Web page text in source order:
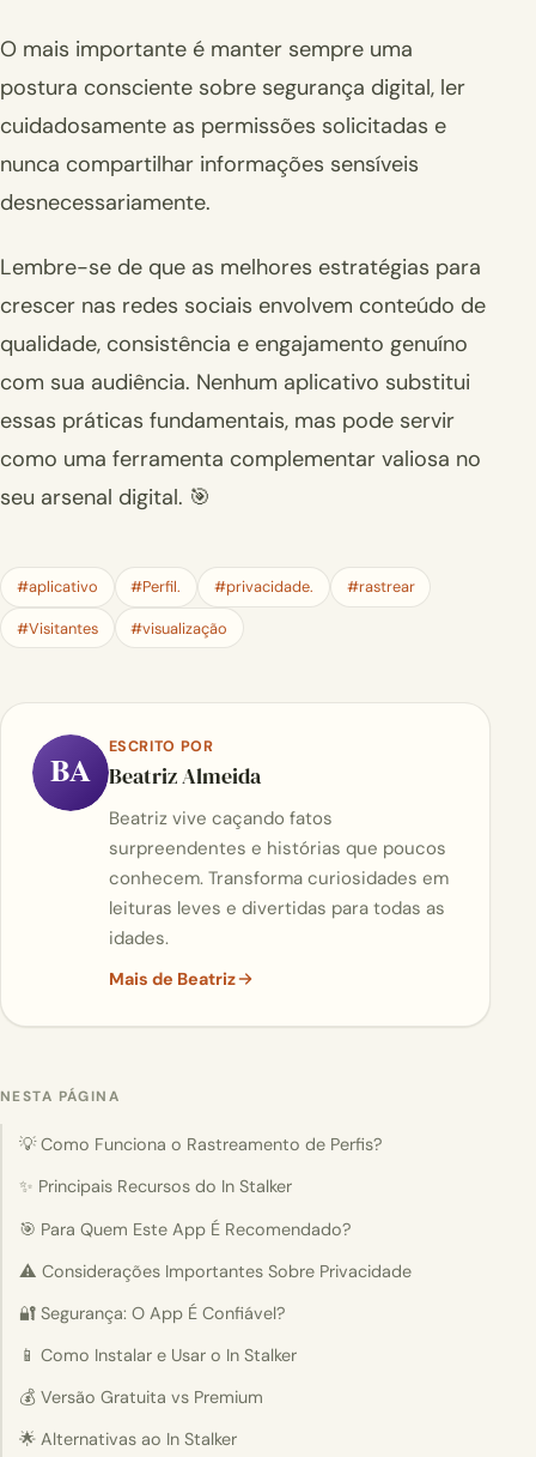
O mais importante é manter sempre uma
postura consciente sobre segurança digital, ler
cuidadosamente as permissões solicitadas e
nunca compartilhar informações sensíveis
desnecessariamente.
Lembre-se de que as melhores estratégias para
crescer nas redes sociais envolvem conteúdo de
qualidade, consistência e engajamento genuíno
com sua audiência. Nenhum aplicativo substitui
essas práticas fundamentais, mas pode servir
como uma ferramenta complementar valiosa no
seu arsenal digital. 🎯
#aplicativo #Perfil. #privacidade. #rastrear
#Visitantes #visualização
BA
ESCRITO POR
Beatriz Almeida
Beatriz vive caçando fatos
surpreendentes e histórias que poucos
conhecem. Transforma curiosidades em
leituras leves e divertidas para todas as
idades.
Mais de Beatriz
NESTA PÁGINA
💡 Como Funciona o Rastreamento de Perfis?
✨ Principais Recursos do In Stalker
🎯 Para Quem Este App É Recomendado?
⚠️ Considerações Importantes Sobre Privacidade
🔐 Segurança: O App É Confiável?
📱 Como Instalar e Usar o In Stalker
💰 Versão Gratuita vs Premium
🌟 Alternativas ao In Stalker